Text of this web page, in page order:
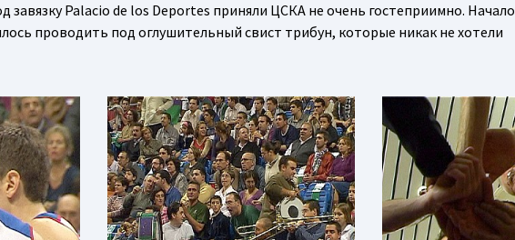
завязку Palacio de los Deportes приняли ЦСКА не очень гостеприимно. Начало
проводить под оглушительный свист трибун, которые никак не хотели